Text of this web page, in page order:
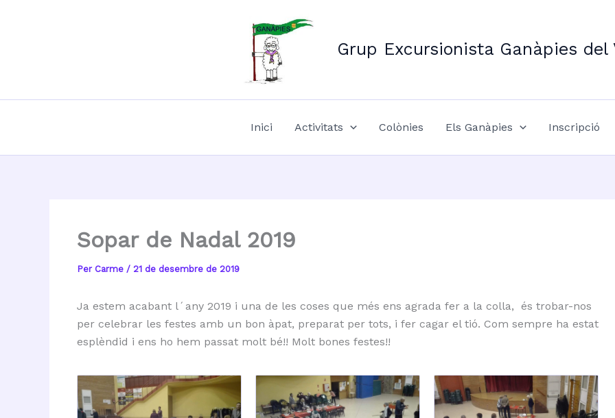
Grup Excursionista Ganàpies del
Inici Activitats Colònies Els Ganàpies Inscripció
Sopar de Nadal 2019
Per Carme / 21 de desembre de 2019
Ja estem acabant l´any 2019 i una de les coses que més ens agrada fer a la colla, és trobar-nos
per celebrar les festes amb un bon àpat, preparat per tots, i fer cagar el tió. Com sempre ha estat
esplèndid i ens ho hem passat molt bé!! Molt bones festes!!